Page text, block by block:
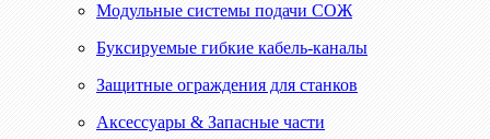
Модульные системы подачи СОЖ
Буксируемые гибкие кабель-каналы
Защитные ограждения для станков
Аксессуары & Запасные части